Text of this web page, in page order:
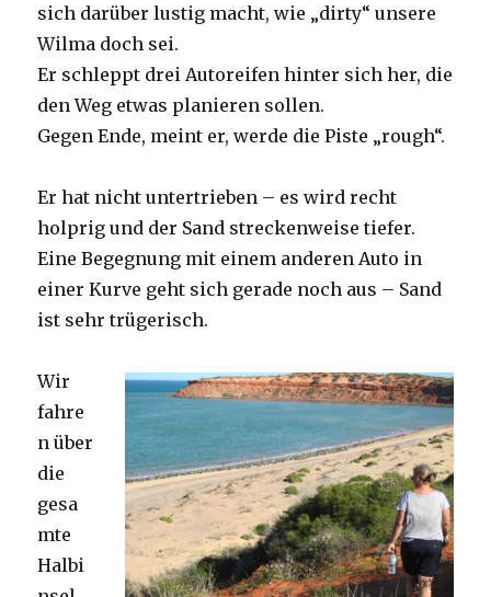
sich darüber lustig macht, wie „dirty“ unsere
Wilma doch sei.
Er schleppt drei Autoreifen hinter sich her, die
den Weg etwas planieren sollen.
Gegen Ende, meint er, werde die Piste „rough“.
Er hat nicht untertrieben – es wird recht
holprig und der Sand streckenweise tiefer.
Eine Begegnung mit einem anderen Auto in
einer Kurve geht sich gerade noch aus – Sand
ist sehr trügerisch.
Wir
fahre
n über
die
gesa
mte
Halbi